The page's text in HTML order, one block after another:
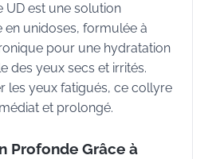
UD est une solution
unidoses, formulée à
pour une hydratation
des yeux secs et irrités.
les yeux fatigués, ce collyre
et prolongé.
Profonde Grâce à